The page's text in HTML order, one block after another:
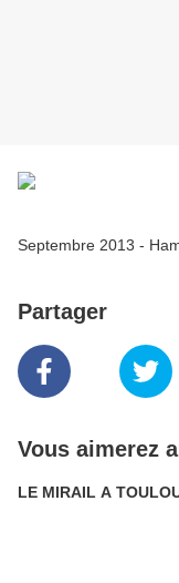
Septembre 2013 -
Partager
Vous aimerez
LE MIRAIL A